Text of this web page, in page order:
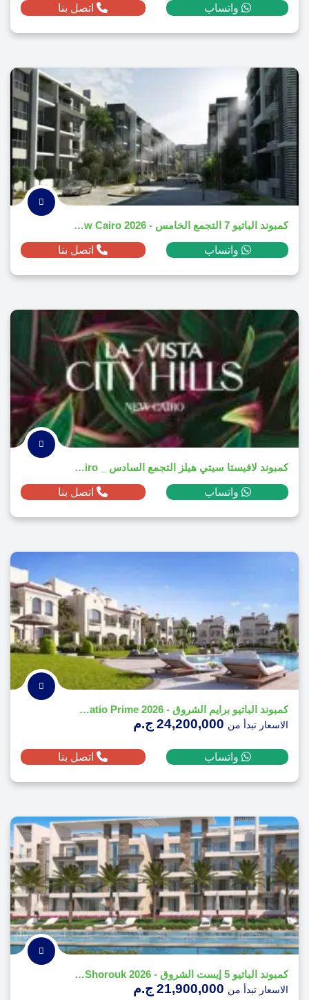
واتساب اتصل بنا
كمبوند الباتيو 7 التجمع الخامس - El Patio 7 New Cairo 2026
واتساب اتصل بنا
كمبوند لافيستا سيتي هيلز التجمع السادس _ El Patio Hills New Cairo
واتساب اتصل بنا
كمبوند الباتيو برايم الشروق - Compound El Patio Prime 2026
الاسعار تبدأ من
واتساب اتصل بنا
كمبوند الباتيو 5 إيست الشروق - 2026 El Patio 5 East El Shorouk
الاسعار تبدأ من